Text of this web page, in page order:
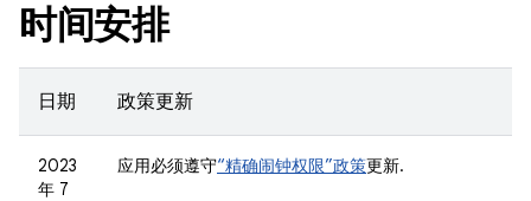
时间安排
日期 政策更新
2023
年 7
应用必须遵守“精确闹钟权限”政策更新.